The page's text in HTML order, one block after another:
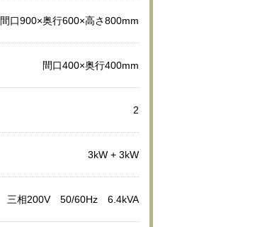
間口900×奥行600×高さ800mm
間口400×奥行400mm
2
3kW + 3kW
三相200V 50/60Hz 6.4kVA